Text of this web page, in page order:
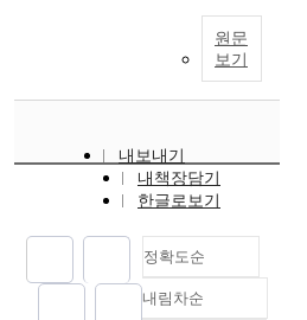
원문
보기
내보내기
내책장담기
한글로보기
정확도순
정확도
내림차순